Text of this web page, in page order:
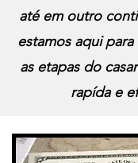
até em outro
estamos aqui
as etapas do
rapída e